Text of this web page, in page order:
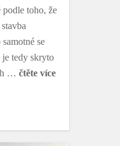
podle toho, že
se
tedy skryto
… čtěte více